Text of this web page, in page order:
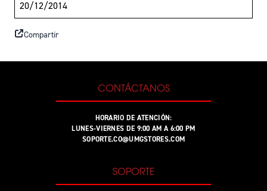
20/12/2014
Compartir
CONTÁCTANOS
HORARIO DE ATENCIÓN:
LUNES-VIERNES DE 9:00 AM A 6:00 PM
SOPORTE.CO@UMGSTORES.COM
SOPORTE